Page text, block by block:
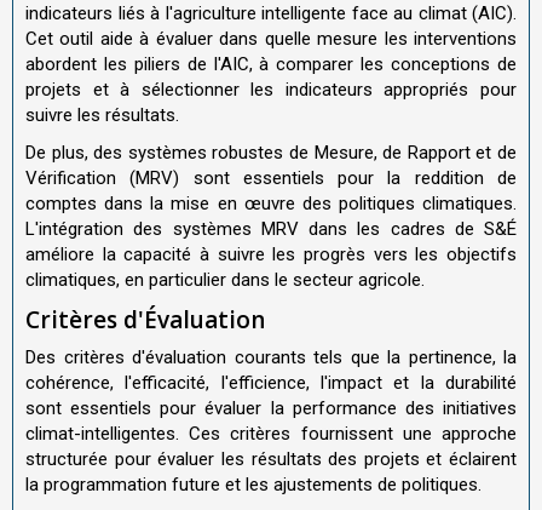
indicateurs liés à l'agriculture intelligente face au climat (AIC).
Cet outil aide à évaluer dans quelle mesure les interventions
abordent les piliers de l'AIC, à comparer les conceptions de
projets et à sélectionner les indicateurs appropriés pour
suivre les résultats.
De plus, des systèmes robustes de Mesure, de Rapport et de
Vérification (MRV) sont essentiels pour la reddition de
comptes dans la mise en œuvre des politiques climatiques.
L'intégration des systèmes MRV dans les cadres de S&É
améliore la capacité à suivre les progrès vers les objectifs
climatiques, en particulier dans le secteur agricole.
Critères d'Évaluation
Des critères d'évaluation courants tels que la pertinence, la
cohérence, l'efficacité, l'efficience, l'impact et la durabilité
sont essentiels pour évaluer la performance des initiatives
climat-intelligentes. Ces critères fournissent une approche
structurée pour évaluer les résultats des projets et éclairent
la programmation future et les ajustements de politiques.